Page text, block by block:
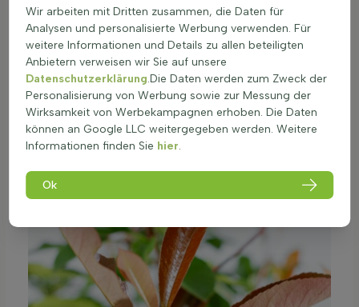
Wir arbeiten mit Dritten zusammen, die Daten für
Analysen und personalisierte Werbung verwenden. Für
weitere Informationen und Details zu allen beteiligten
Anbietern verweisen wir Sie auf unsere
Datenschutzerklärung.Die Daten werden zum Zweck der
Personalisierung von Werbung sowie zur Messung der
Wirksamkeit von Werbekampagnen erhoben. Die Daten
können an Google LLC weitergegeben werden. Weitere
Informationen finden Sie hier.
Ok